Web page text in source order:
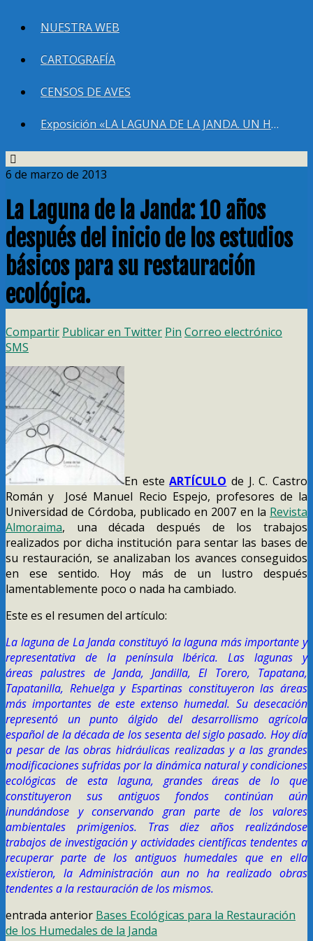
NUESTRA WEB
CARTOGRAFÍA
CENSOS DE AVES
Exposición «LA LAGUNA DE LA JANDA. UN HUMEDAL QUE DEBEMOS RECUPERAR»
6 de marzo de 2013
La Laguna de la Janda: 10 años
después del inicio de los estudios
básicos para su restauración
ecológica.
Compartir Publicar en Twitter Pin Correo electrónico
SMS
En esteARTÍCULO de J. C. Castro
Román y José Manuel Recio Espejo, profesores de la
Universidad de Córdoba, publicado en 2007 en la Revista
Almoraima, una década después de los trabajos
realizados por dicha institución para sentar las bases de
su restauración, se analizaban los avances conseguidos
en ese sentido. Hoy más de un lustro después
lamentablemente poco o nada ha cambiado.
Este es el resumen del artículo:
La laguna de La Janda constituyó la laguna más importante y
representativa de la península Ibérica. Las lagunas y
áreas palustres de Janda, Jandilla, El Torero, Tapatana,
Tapatanilla, Rehuelga y Espartinas constituyeron las áreas
más importantes de este extenso humedal. Su desecación
representó un punto álgido del desarrollismo agrícola
español de la década de los sesenta del siglo pasado. Hoy día
a pesar de las obras hidráulicas realizadas y a las grandes
modificaciones sufridas por la dinámica natural y condiciones
ecológicas de esta laguna, grandes áreas de lo que
constituyeron sus antiguos fondos continúan aún
inundándose y conservando gran parte de los valores
ambientales primigenios. Tras diez años realizándose
trabajos de investigación y actividades científicas tendentes a
recuperar parte de los antiguos humedales que en ella
existieron, la Administración aun no ha realizado obras
tendentes a la restauración de los mismos.
entrada anterior Bases Ecológicas para la Restauración
de los Humedales de la Janda